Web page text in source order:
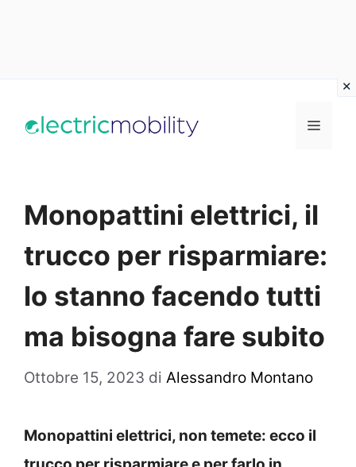
Menu
Monopattini elettrici, il
trucco per risparmiare:
lo stanno facendo tutti
ma bisogna fare subito
Ottobre 15, 2023 di Alessandro Montano
Monopattini elettrici, non temete: ecco il